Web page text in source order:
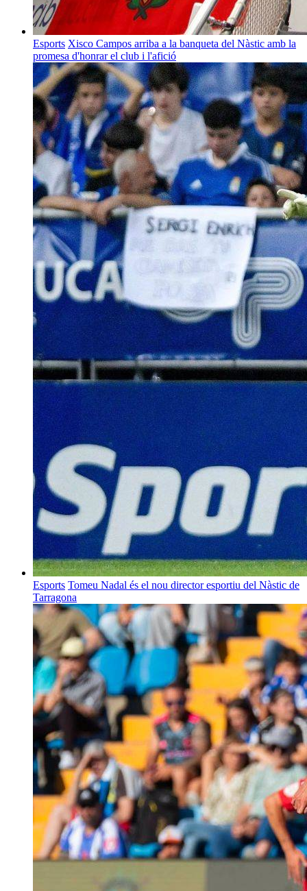
Esports Xisco Campos arriba a la banqueta del Nàstic amb la
promesa d'honrar el club i l'afició
Esports Tomeu Nadal és el nou director esportiu del Nàstic de
Tarragona